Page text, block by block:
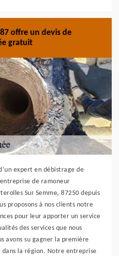
offre un devis de
gratuit
expert en débistrage de
de ramoneur
Sur Semme, 87250 depuis
proposons à nos clients notre
pour leur apporter un service
des services que nous
avons su gagner la première
la région. Notre entreprise